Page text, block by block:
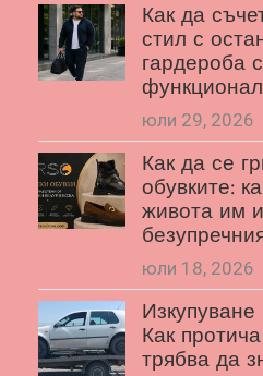
Как да
стил с
гардероба
юли 29, 2026
Как да се
обувките:
живота им
юли 18, 2026
Как
трябва да